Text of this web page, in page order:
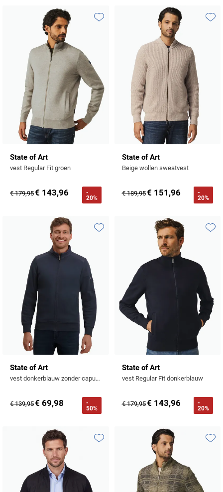
State of Art
vest Regular Fit groen
€ 179,95€ 143,96
-
20%
Toevoegen aan favorieten
State of Art
Beige wollen sweatvest
€ 189,95€ 151,96
-
20%
State of Art
vest donkerblauw zonder capuchon
€ 139,95€ 69,98
-
50%
Toevoegen aan favorieten
State of Art
vest Regular Fit donkerblauw
€ 179,95€ 143,96
-
20%
Toevoegen aan favorieten